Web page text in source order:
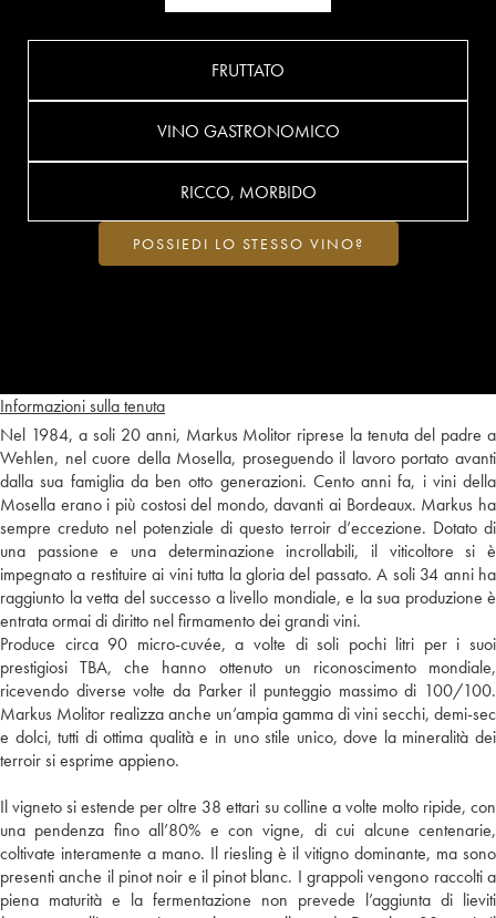
Informazioni sulla tenuta
Nel 1984, a soli 20 anni, Markus Molitor riprese la tenuta del padre a
Wehlen, nel cuore della Mosella, proseguendo il lavoro portato avanti
dalla sua famiglia da ben otto generazioni. Cento anni fa, i vini della
Mosella erano i più costosi del mondo, davanti ai Bordeaux. Markus ha
sempre creduto nel potenziale di questo terroir d’eccezione. Dotato di
una passione e una determinazione incrollabili, il viticoltore si è
impegnato a restituire ai vini tutta la gloria del passato. A soli 34 anni ha
raggiunto la vetta del successo a livello mondiale, e la sua produzione è
entrata ormai di diritto nel firmamento dei grandi vini.
Produce circa 90 micro-cuvée, a volte di soli pochi litri per i suoi
prestigiosi TBA, che hanno ottenuto un riconoscimento mondiale,
ricevendo diverse volte da Parker il punteggio massimo di 100/100.
Markus Molitor realizza anche un’ampia gamma di vini secchi, demi-sec
e dolci, tutti di ottima qualità e in uno stile unico, dove la mineralità dei
terroir si esprime appieno.
Il vigneto si estende per oltre 38 ettari su colline a volte molto ripide, con
una pendenza fino all’80% e con vigne, di cui alcune centenarie,
coltivate interamente a mano. Il riesling è il vitigno dominante, ma sono
presenti anche il pinot noir e il pinot blanc. I grappoli vengono raccolti a
piena maturità e la fermentazione non prevede l’aggiunta di lieviti
FRUTTATO
VINO GASTRONOMICO
RICCO, MORBIDO
POSSIEDI LO STESSO VINO?